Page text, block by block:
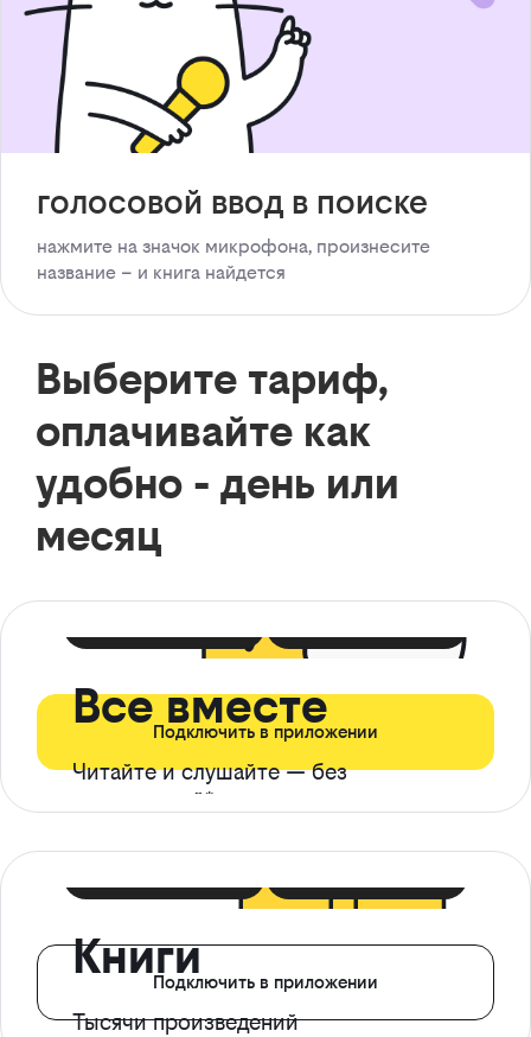
голосовой ввод в поиске
нажмите на значок микрофона, произнесите
название – и книга найдется
Выберите тариф,
оплачивайте как
удобно - день или
месяц
Все вместе
Читайте и слушайте — без
ограничений*
Подключить в приложении
Книги
Тысячи произведений
Подключить в приложении